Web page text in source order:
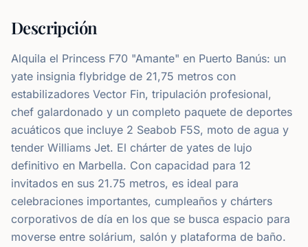
Descripción
Alquila el Princess F70 "Amante" en Puerto Banús: un
yate insignia flybridge de 21,75 metros con
estabilizadores Vector Fin, tripulación profesional,
chef galardonado y un completo paquete de deportes
acuáticos que incluye 2 Seabob F5S, moto de agua y
tender Williams Jet. El chárter de yates de lujo
definitivo en Marbella. Con capacidad para 12
invitados en sus 21.75 metros, es ideal para
celebraciones importantes, cumpleaños y chárters
corporativos de día en los que se busca espacio para
moverse entre solárium, salón y plataforma de baño.